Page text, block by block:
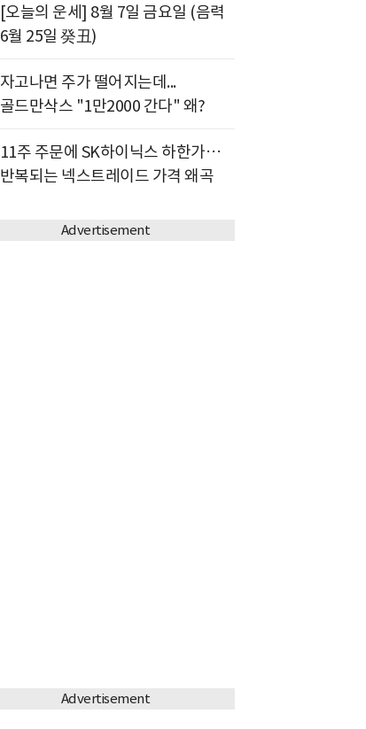
[오늘의 운세] 8월 7일 금요일 (음력
6월 25일 癸丑)
자고나면 주가 떨어지는데...
골드만삭스 "1만2000 간다" 왜?
11주 주문에 SK하이닉스 하한가…
반복되는 넥스트레이드 가격 왜곡